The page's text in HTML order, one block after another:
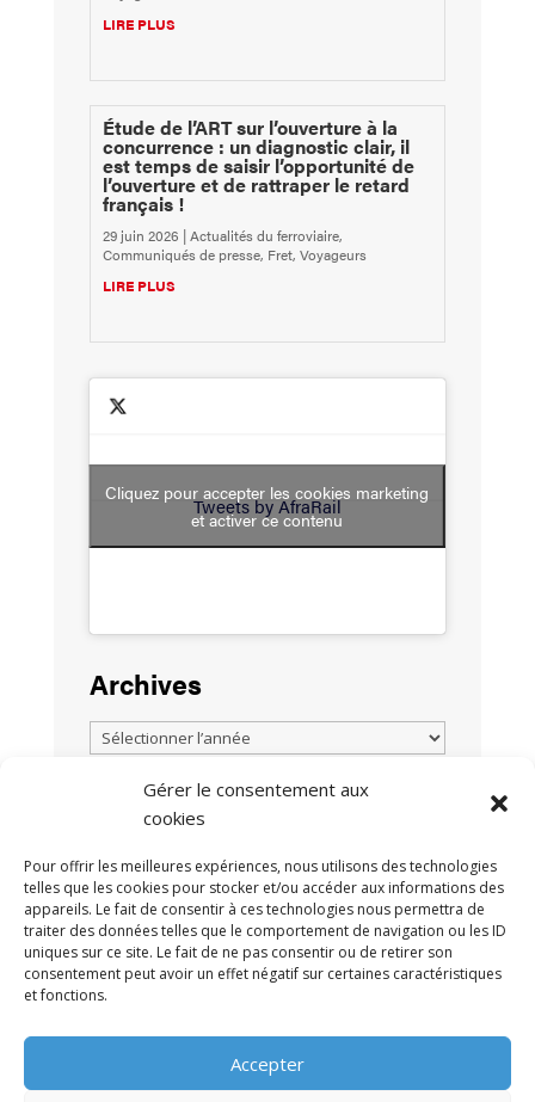
Gérer le consentement aux
cookies
Pour offrir les meilleures expériences, nous utilisons des technologies
telles que les cookies pour stocker et/ou accéder aux informations des
appareils. Le fait de consentir à ces technologies nous permettra de
traiter des données telles que le comportement de navigation ou les ID
uniques sur ce site. Le fait de ne pas consentir ou de retirer son
consentement peut avoir un effet négatif sur certaines caractéristiques
et fonctions.
Accepter
LIRE PLUS
Étude de l’ART sur l’ouverture à la
concurrence : un diagnostic clair, il
est temps de saisir l’opportunité de
l’ouverture et de rattraper le retard
français !
29 juin 2026 |Actualités du ferroviaire,
Communiqués de presse, Fret, Voyageurs
LIRE PLUS
Tweets by AfraRail
Cliquez pour accepter les cookies marketing
et activer ce contenu
Archives
TOUTES LES ACTUALITÉS
MENTIONS LÉGALES•POLITIQUE DE
CONFIDENTIALITÉ•